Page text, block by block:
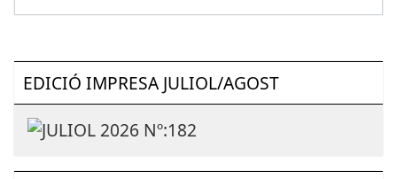
EDICIÓ IMPRESA JULIOL/AGOST